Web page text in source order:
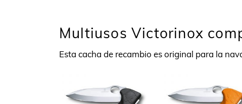
Multiusos Victorinox
Esta cacha de recambio es original para la